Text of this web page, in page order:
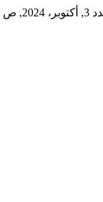
, م 2, عدد 3, أكتوبر، 2024, ص